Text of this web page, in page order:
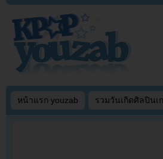
หน้าแรก youzab รวมวันเกิดศิลปินเ